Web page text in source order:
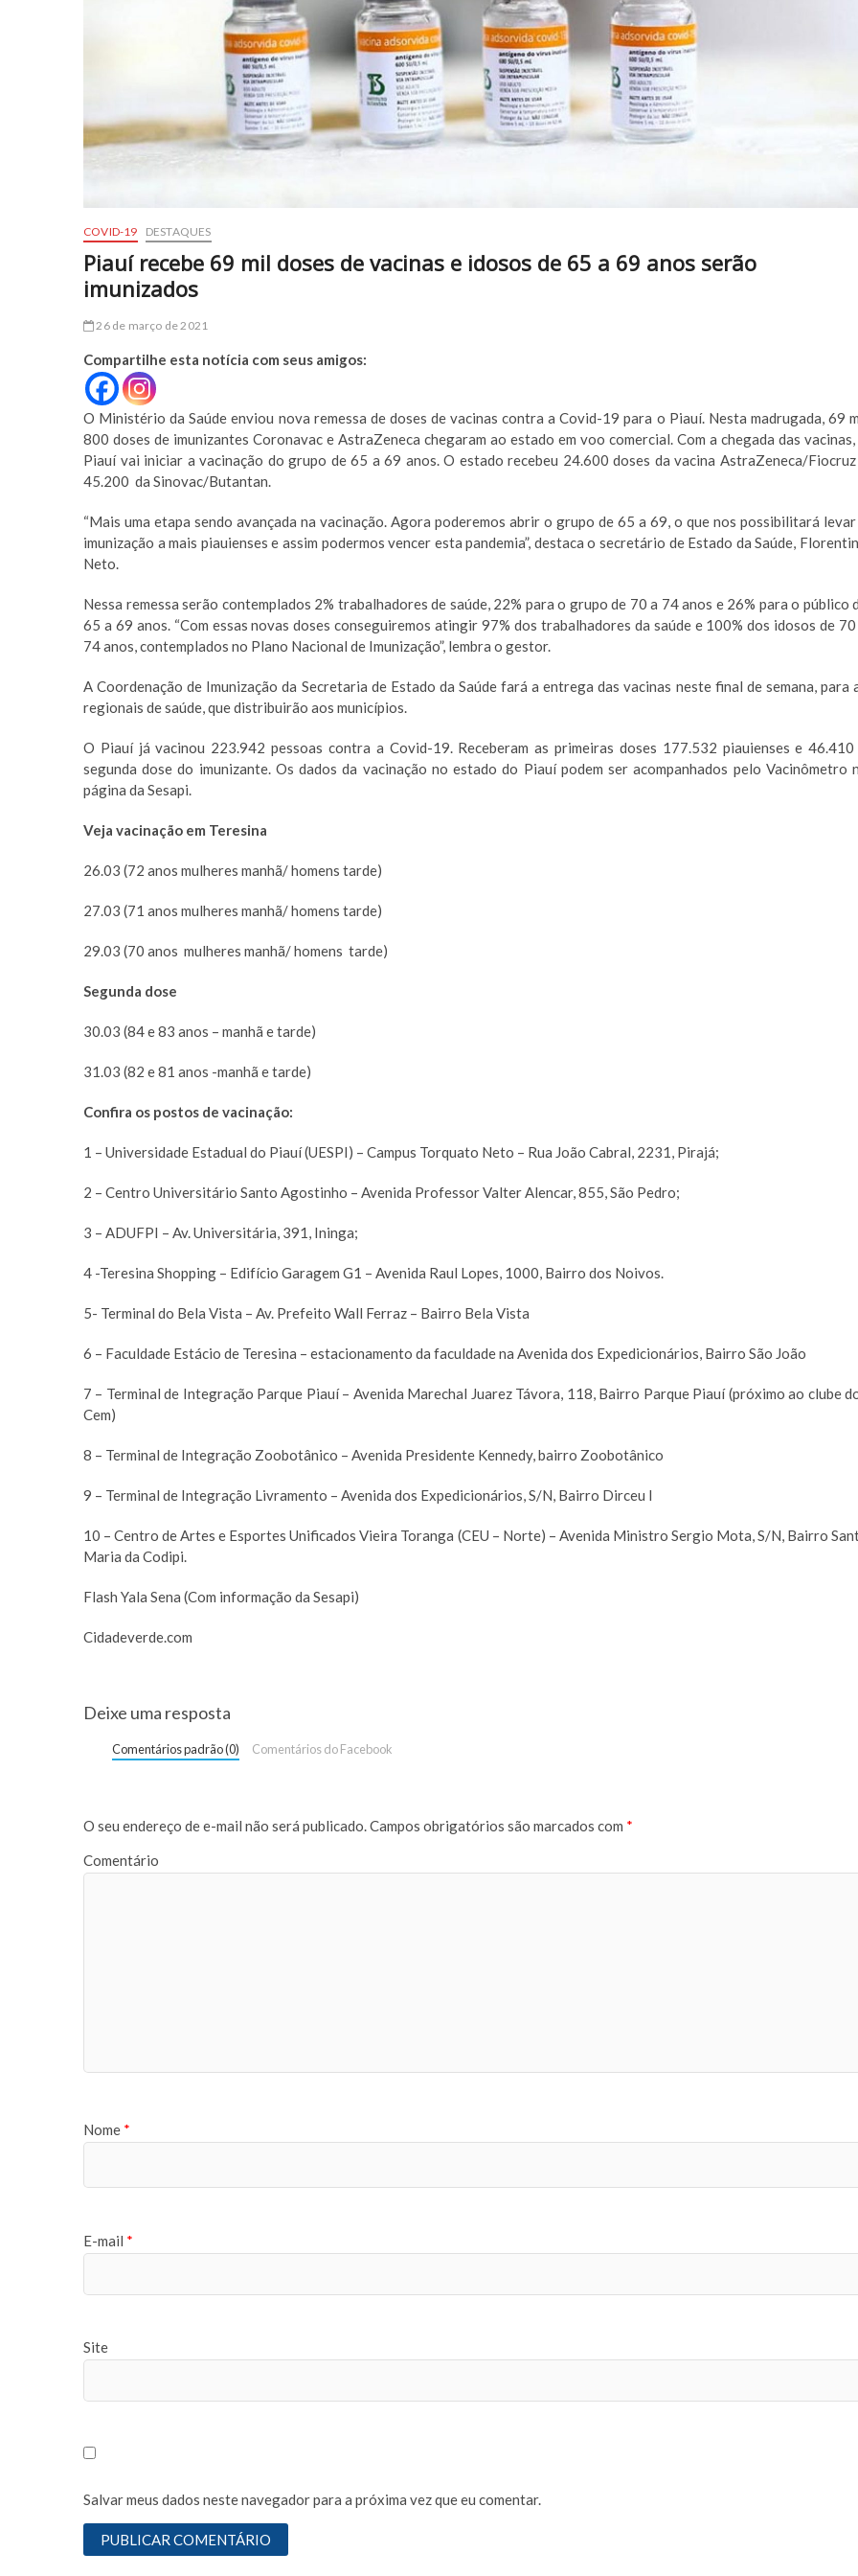
COVID-19 DESTAQUES
Piauí recebe 69 mil doses de vacinas e idosos de 65 a 69 anos serão
imunizados
26 de março de 2021
Compartilhe esta notícia com seus amigos:
O Ministério da Saúde enviou nova remessa de doses de vacinas contra a Covid-19 para o Piauí. Nesta madrugada, 69
800 doses de imunizantes Coronavac e AstraZeneca chegaram ao estado em voo comercial. Com a chegada das vacinas,
Piauí vai iniciar a vacinação do grupo de 65 a 69 anos. O estado recebeu 24.600 doses da vacina AstraZeneca/
45.200 da Sinovac/Butantan.
“Mais uma etapa sendo avançada na vacinação. Agora poderemos abrir o grupo de 65 a 69, o que nos possibilitará levar
imunização a mais piauienses e assim podermos vencer esta pandemia”, destaca o secretário de Estado da Saúde,
Neto.
Nessa remessa serão contemplados 2% trabalhadores de saúde, 22% para o grupo de 70 a 74 anos e 26% para o público
65 a 69 anos. “Com essas novas doses conseguiremos atingir 97% dos trabalhadores da saúde e 100% dos idosos de 70
74 anos, contemplados no Plano Nacional de Imunização”, lembra o gestor.
A Coordenação de Imunização da Secretaria de Estado da Saúde fará a entrega das vacinas neste final de semana, para
regionais de saúde, que distribuirão aos municípios.
O Piauí já vacinou 223.942 pessoas contra a Covid-19. Receberam as primeiras doses 177.532 piauienses e 46.410
segunda dose do imunizante. Os dados da vacinação no estado do Piauí podem ser acompanhados pelo Vacinômetro
página da Sesapi.
Veja vacinação em Teresina
26.03 (72 anos mulheres manhã/ homens tarde)
27.03 (71 anos mulheres manhã/ homens tarde)
29.03 (70 anos mulheres manhã/ homens tarde)
Segunda dose
30.03 (84 e 83 anos – manhã e tarde)
31.03 (82 e 81 anos -manhã e tarde)
Confira os postos de vacinação:
1 – Universidade Estadual do Piauí (UESPI) – Campus Torquato Neto – Rua João Cabral, 2231, Pirajá;
2 – Centro Universitário Santo Agostinho – Avenida Professor Valter Alencar, 855, São Pedro;
3 – ADUFPI – Av. Universitária, 391, Ininga;
4 -Teresina Shopping – Edifício Garagem G1 – Avenida Raul Lopes, 1000, Bairro dos Noivos.
5- Terminal do Bela Vista – Av. Prefeito Wall Ferraz – Bairro Bela Vista
6 – Faculdade Estácio de Teresina – estacionamento da faculdade na Avenida dos Expedicionários, Bairro São João
7 – Terminal de Integração Parque Piauí – Avenida Marechal Juarez Távora, 118, Bairro Parque Piauí (próximo ao clube
Cem)
8 – Terminal de Integração Zoobotânico – Avenida Presidente Kennedy, bairro Zoobotânico
9 – Terminal de Integração Livramento – Avenida dos Expedicionários, S/N, Bairro Dirceu I
10 – Centro de Artes e Esportes Unificados Vieira Toranga (CEU – Norte) – Avenida Ministro Sergio Mota, S/N, Bairro
Maria da Codipi.
Flash Yala Sena (Com informação da Sesapi)
Cidadeverde.com
Deixe uma resposta
Comentários padrão (0) Comentários do Facebook
O seu endereço de e-mail não será publicado.Campos obrigatórios são marcados com *
Comentário
Nome *
E-mail *
Site
Salvar meus dados neste navegador para a próxima vez que eu comentar.